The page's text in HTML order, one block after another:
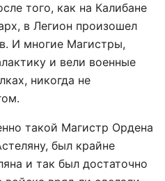
того, как на Калибане
в Легион произошел
И многие Магистры,
и вели военные
никогда не
такой Магистр Ордена
был крайне
и так был достаточно